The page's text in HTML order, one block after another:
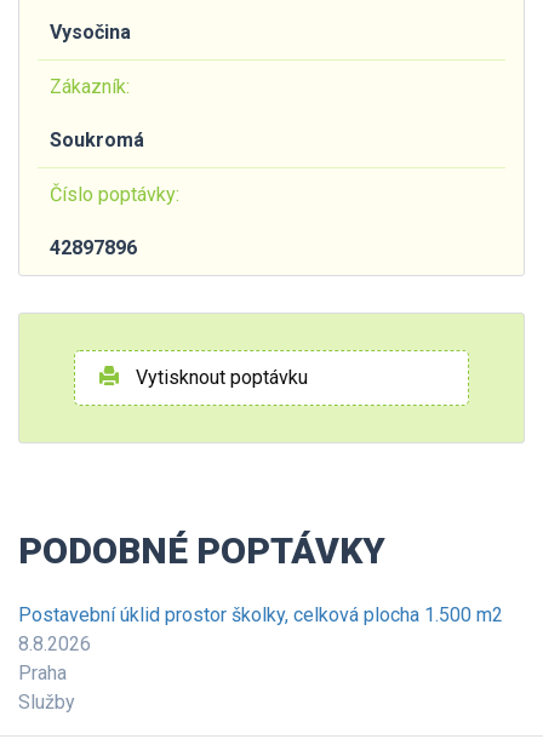
Vysočina
Zákazník:
Soukromá
Číslo poptávky:
42897896
Vytisknout poptávku
PODOBNÉ POPTÁVKY
Postavební úklid prostor školky, celková plocha 1.500 m2
8.8.2026
Praha
Služby